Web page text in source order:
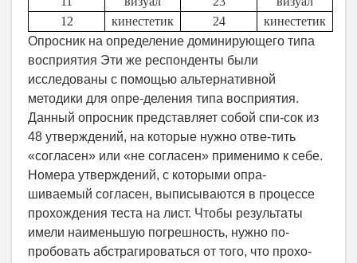
12
кинестетик 24
кинестетик
Опросник на определение доминирующего типа
восприятия Эти же респонденты были
исследованы с помощью альтернативной
методики для опре-деления типа восприятия.
Данный опросник представляет собой спи-сок из
48 утверждений, на которые нужно отве-тить
«согласен» или «не согласен» применимо к себе.
Номера утверждений, с которыми опра-
шиваемый согласен, выписываются в процессе
прохождения теста на лист. Чтобы результаты
имели наименьшую погрешность, нужно по-
пробовать абстрагироваться от того, что прохо-